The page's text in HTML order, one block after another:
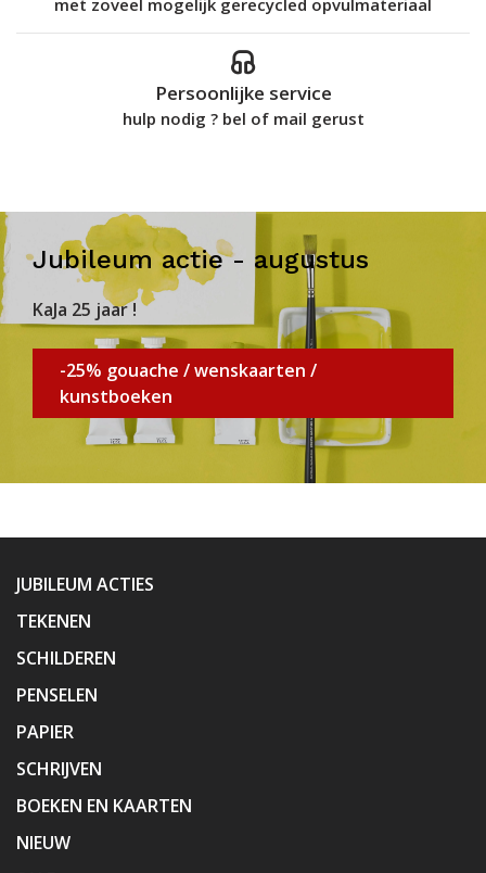
Persoonlijke service
hulp nodig ? bel of mail gerust
Jubileum actie - augustus
KaJa 25 jaar !
-25% gouache / wenskaarten /
kunstboeken
JUBILEUM ACTIES
TEKENEN
SCHILDEREN
PENSELEN
PAPIER
SCHRIJVEN
BOEKEN EN KAARTEN
NIEUW